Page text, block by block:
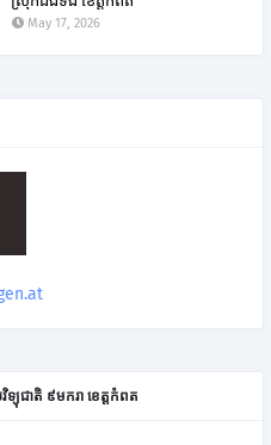
May 17, 2026
វិទ្យុជាតិ ៩មករា ខេត្តកំពត